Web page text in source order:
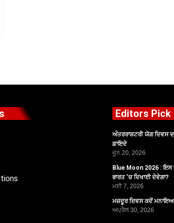
Editors Pick
ਅੰਤਰਰਾਸ਼ਟਰੀ ਯੋਗ ਦਿਵਸ
ਫ਼ਾਇਦੇ
ਜੂਨ 20, 2026
Blue Moon 2026 : ਇਸ
ਭਾਰਤ ‘ਚ ਦਿਖਾਈ ਦੇਵੇਗਾ?
ਮਈ 7, 2026
ਮਜ਼ਦੂਰ ਦਿਵਸ ਕਦੋਂ ਮਨਾਇਆ
ਅਪ੍ਰੈਲ 30, 2026